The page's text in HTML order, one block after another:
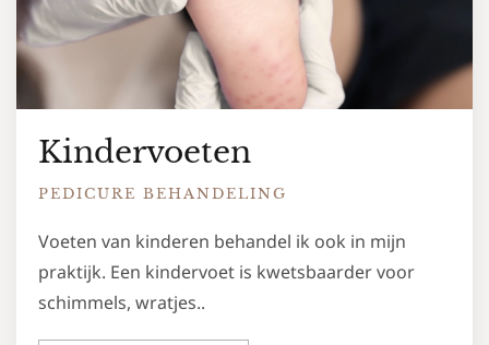
Kindervoeten
PEDICURE BEHANDELING
Voeten van kinderen behandel ik ook in mijn
praktijk. Een kindervoet is kwetsbaarder voor
schimmels, wratjes..